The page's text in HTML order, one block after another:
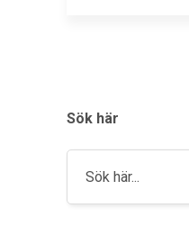
Sök här